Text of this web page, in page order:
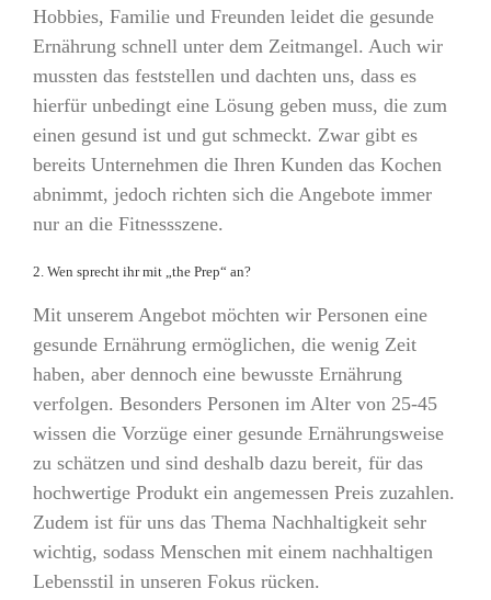
Hobbies, Familie und Freunden leidet die gesunde
Ernährung schnell unter dem Zeitmangel. Auch wir
mussten das feststellen und dachten uns, dass es
hierfür unbedingt eine Lösung geben muss, die zum
einen gesund ist und gut schmeckt. Zwar gibt es
bereits Unternehmen die Ihren Kunden das Kochen
abnimmt, jedoch richten sich die Angebote immer
nur an die Fitnessszene.
2. Wen sprecht ihr mit „the Prep“ an?
Mit unserem Angebot möchten wir Personen eine
gesunde Ernährung ermöglichen, die wenig Zeit
haben, aber dennoch eine bewusste Ernährung
verfolgen. Besonders Personen im Alter von 25-45
wissen die Vorzüge einer gesunde Ernährungsweise
zu schätzen und sind deshalb dazu bereit, für das
hochwertige Produkt ein angemessen Preis zuzahlen.
Zudem ist für uns das Thema Nachhaltigkeit sehr
wichtig, sodass Menschen mit einem nachhaltigen
Lebensstil in unseren Fokus rücken.